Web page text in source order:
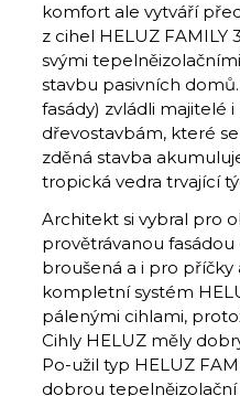
komfort ale vytváří
z cihel HELUZ FAMILY
svými
stavbu pasivních
fasády) zvládli majitelé
dřevostavbám, které
zděná stavba
tropická vedra trvající
Architekt si vybral pro
provětrávanou fasádou
broušená a i pro
kompletní systém
pálenými cihlami,
Cihly HELUZ měly
Po-užil typ HELUZ
dobrou